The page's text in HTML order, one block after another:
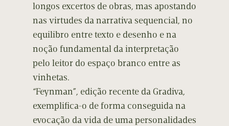
longos excertos de obras, mas apostando
nas virtudes da narrativa sequencial, no
equilibro entre texto e desenho e na
noção fundamental da interpretação
pelo leitor do espaço branco entre as
vinhetas.
“Feynman”, edição recente da Gradiva,
exemplifica-o de forma conseguida na
evocação da vida de uma personalidades